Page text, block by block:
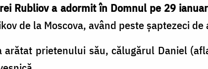
Rubliov a adormit în Domnul pe 29
de la Moscova, având peste șaptezeci de
arătat prietenului său, călugărul Daniel